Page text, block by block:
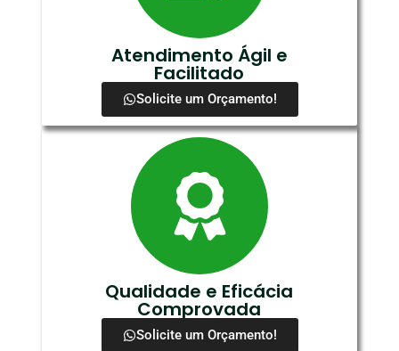
Atendimento Ágil e
Facilitado
Solicite um Orçamento!
Qualidade e Eficácia
Comprovada
Solicite um Orçamento!